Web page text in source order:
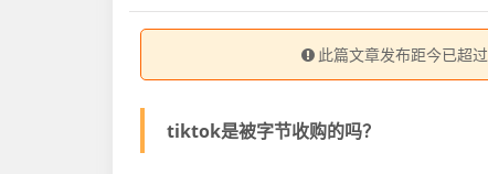
此篇文章发布距今已超过
tiktok是被字节收购的吗？